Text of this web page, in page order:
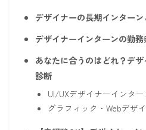
デザイナーの長期インター
デザイナーインターンの勤
あなたに合うのはどれ？デ
診断
UI/UXデザイナーインタ
グラフィック・Webデザ